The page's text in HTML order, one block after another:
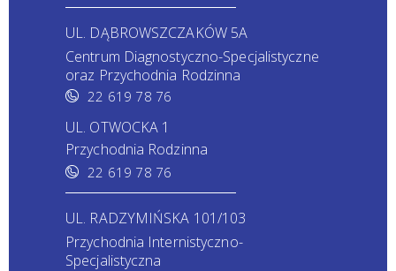
UL. DĄBROWSZCZAKÓW 5A
Centrum Diagnostyczno-Specjalistyczne
oraz Przychodnia Rodzinna
22 619 78 76
UL. OTWOCKA 1
Przychodnia Rodzinna
22 619 78 76
UL. RADZYMIŃSKA 101/103
Przychodnia Internistyczno-
Specjalistyczna